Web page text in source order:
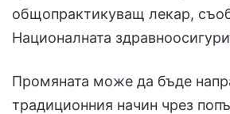
общопрактикуващ лекар,
Националната
Промяната може да бъде
традиционния начин чрез